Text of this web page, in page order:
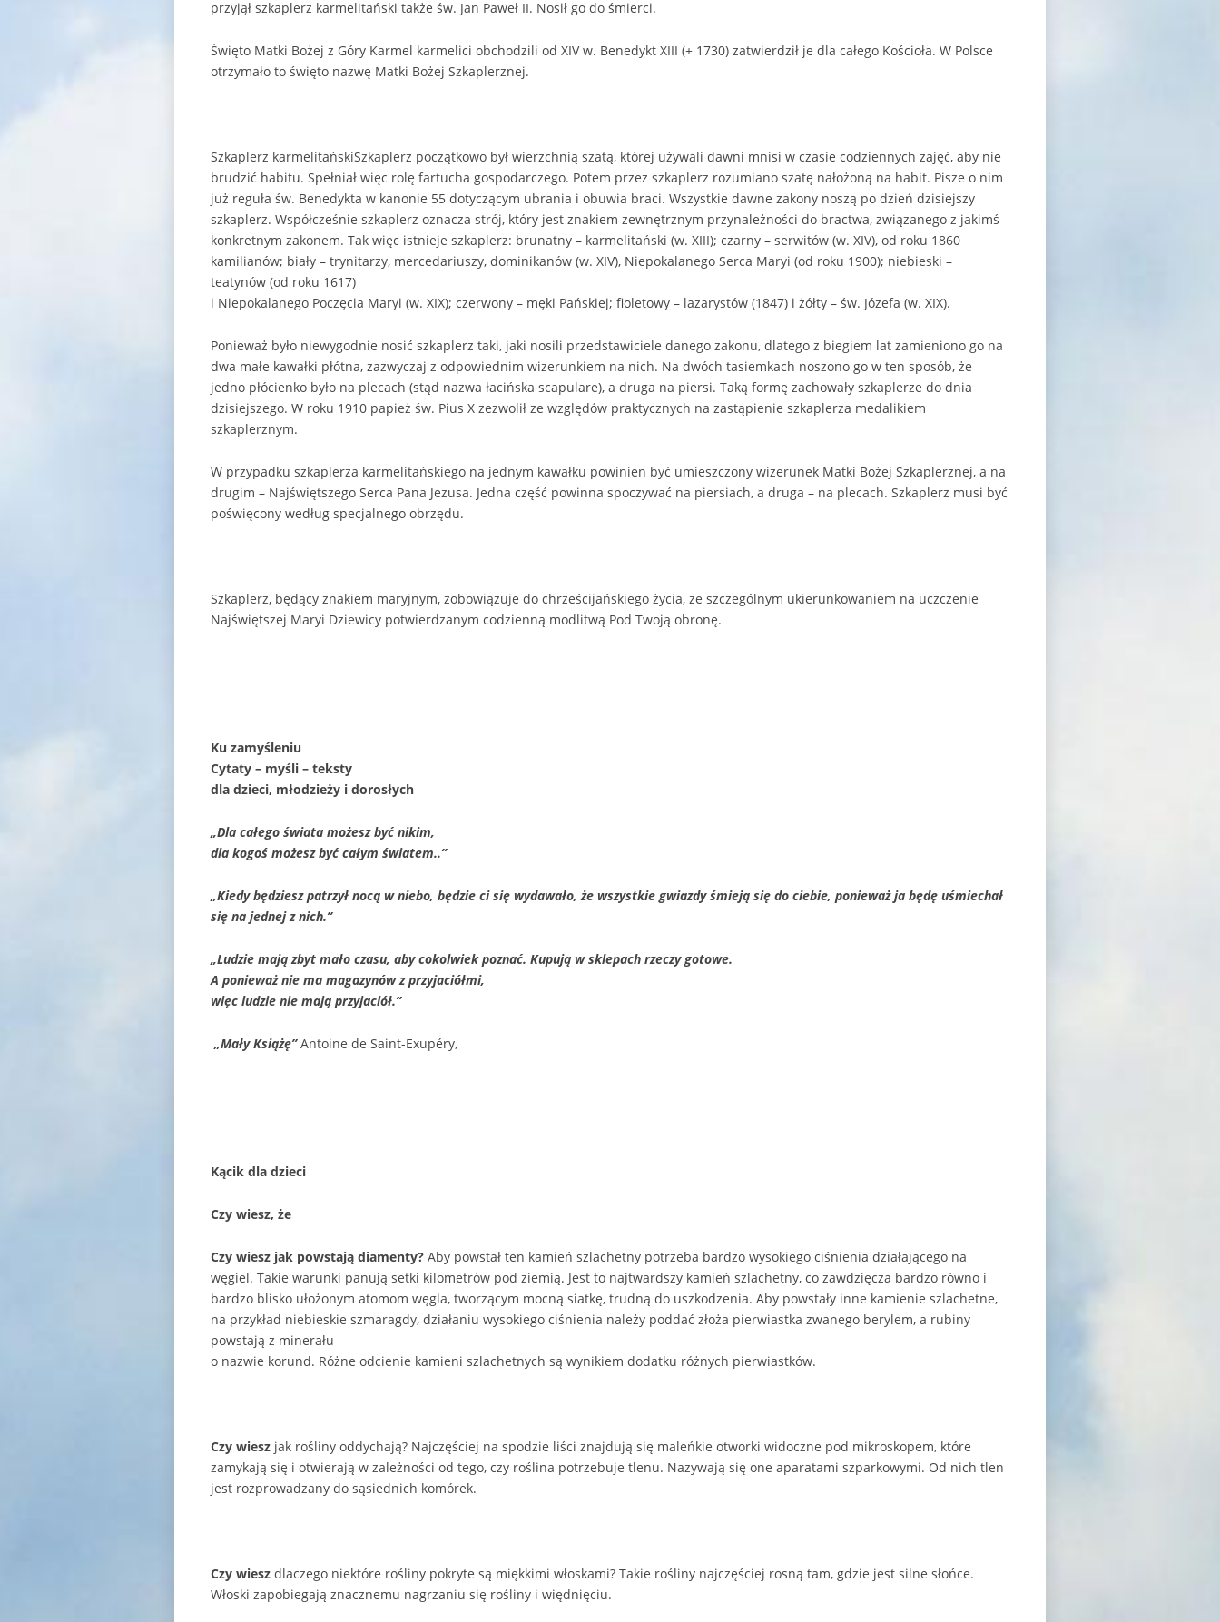
przyjął szkaplerz karmelitański także św. Jan Paweł II. Nosił go do śmierci.
Święto Matki Bożej z Góry Karmel karmelici obchodzili od XIV w. Benedykt XIII (+ 1730) zatwierdził je dla całego Kościoła. W Polsce
otrzymało to święto nazwę Matki Bożej Szkaplerznej.
Szkaplerz karmelitańskiSzkaplerz początkowo był wierzchnią szatą, której używali dawni mnisi w czasie codziennych zajęć, aby nie
brudzić habitu. Spełniał więc rolę fartucha gospodarczego. Potem przez szkaplerz rozumiano szatę nałożoną na habit. Pisze o nim
już reguła św. Benedykta w kanonie 55 dotyczącym ubrania i obuwia braci. Wszystkie dawne zakony noszą po dzień dzisiejszy
szkaplerz. Współcześnie szkaplerz oznacza strój, który jest znakiem zewnętrznym przynależności do bractwa, związanego z jakimś
konkretnym zakonem. Tak więc istnieje szkaplerz: brunatny – karmelitański (w. XIII); czarny – serwitów (w. XIV), od roku 1860
kamilianów; biały – trynitarzy, mercedariuszy, dominikanów (w. XIV), Niepokalanego Serca Maryi (od roku 1900); niebieski –
teatynów (od roku 1617)
i Niepokalanego Poczęcia Maryi (w. XIX); czerwony – męki Pańskiej; fioletowy – lazarystów (1847) i żółty – św. Józefa (w. XIX).
Ponieważ było niewygodnie nosić szkaplerz taki, jaki nosili przedstawiciele danego zakonu, dlatego z biegiem lat zamieniono go na
dwa małe kawałki płótna, zazwyczaj z odpowiednim wizerunkiem na nich. Na dwóch tasiemkach noszono go w ten sposób, że
jedno płócienko było na plecach (stąd nazwa łacińska scapulare), a druga na piersi. Taką formę zachowały szkaplerze do dnia
dzisiejszego. W roku 1910 papież św. Pius X zezwolił ze względów praktycznych na zastąpienie szkaplerza medalikiem
szkaplerznym.
W przypadku szkaplerza karmelitańskiego na jednym kawałku powinien być umieszczony wizerunek Matki Bożej Szkaplerznej, a na
drugim – Najświętszego Serca Pana Jezusa. Jedna część powinna spoczywać na piersiach, a druga – na plecach. Szkaplerz musi być
poświęcony według specjalnego obrzędu.
Szkaplerz, będący znakiem maryjnym, zobowiązuje do chrześcijańskiego życia, ze szczególnym ukierunkowaniem na uczczenie
Najświętszej Maryi Dziewicy potwierdzanym codzienną modlitwą Pod Twoją obronę.
Ku zamyśleniu
Cytaty – myśli – teksty
dla dzieci, młodzieży i dorosłych
„Dla całego świata możesz być nikim,
dla kogoś możesz być całym światem..”
„Kiedy będziesz patrzył nocą w niebo, będzie ci się wydawało, że wszystkie gwiazdy śmieją się do ciebie, ponieważ ja będę uśmiechał
się na jednej z nich.”
„Ludzie mają zbyt mało czasu, aby cokolwiek poznać. Kupują w sklepach rzeczy gotowe.
A ponieważ nie ma magazynów z przyjaciółmi,
więc ludzie nie mają przyjaciół.”
„Mały Książę”Antoine de Saint-Exupéry,
Kącik dla dzieci
Czy wiesz, że
Czy wiesz jak powstają diamenty? Aby powstał ten kamień szlachetny potrzeba bardzo wysokiego ciśnienia działającego na
węgiel. Takie warunki panują setki kilometrów pod ziemią. Jest to najtwardszy kamień szlachetny, co zawdzięcza bardzo równo i
bardzo blisko ułożonym atomom węgla, tworzącym mocną siatkę, trudną do uszkodzenia. Aby powstały inne kamienie szlachetne,
na przykład niebieskie szmaragdy, działaniu wysokiego ciśnienia należy poddać złoża pierwiastka zwanego berylem, a rubiny
powstają z minerału
o nazwie korund. Różne odcienie kamieni szlachetnych są wynikiem dodatku różnych pierwiastków.
Czy wiesz jak rośliny oddychają? Najczęściej na spodzie liści znajdują się maleńkie otworki widoczne pod mikroskopem, które
zamykają się i otwierają w zależności od tego, czy roślina potrzebuje tlenu. Nazywają się one aparatami szparkowymi. Od nich tlen
jest rozprowadzany do sąsiednich komórek.
Czy wiesz dlaczego niektóre rośliny pokryte są miękkimi włoskami? Takie rośliny najczęściej rosną tam, gdzie jest silne słońce.
Włoski zapobiegają znacznemu nagrzaniu się rośliny i więdnięciu.